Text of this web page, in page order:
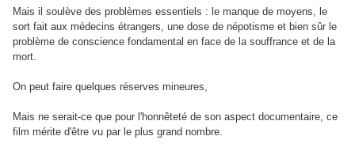
Mais il soulève des problèmes essentiels : le manque de moyens, le
sort fait aux médecins étrangers, une dose de népotisme et bien sûr le
problème de conscience fondamental en face de la souffrance et de la
mort.
On peut faire quelques réserves mineures,
Mais ne serait-ce que pour l'honnêteté de son aspect documentaire, ce
film mérite d'être vu par le plus grand nombre.